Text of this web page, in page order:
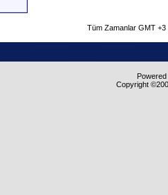
Tüm Zamanlar GMT
Copyright